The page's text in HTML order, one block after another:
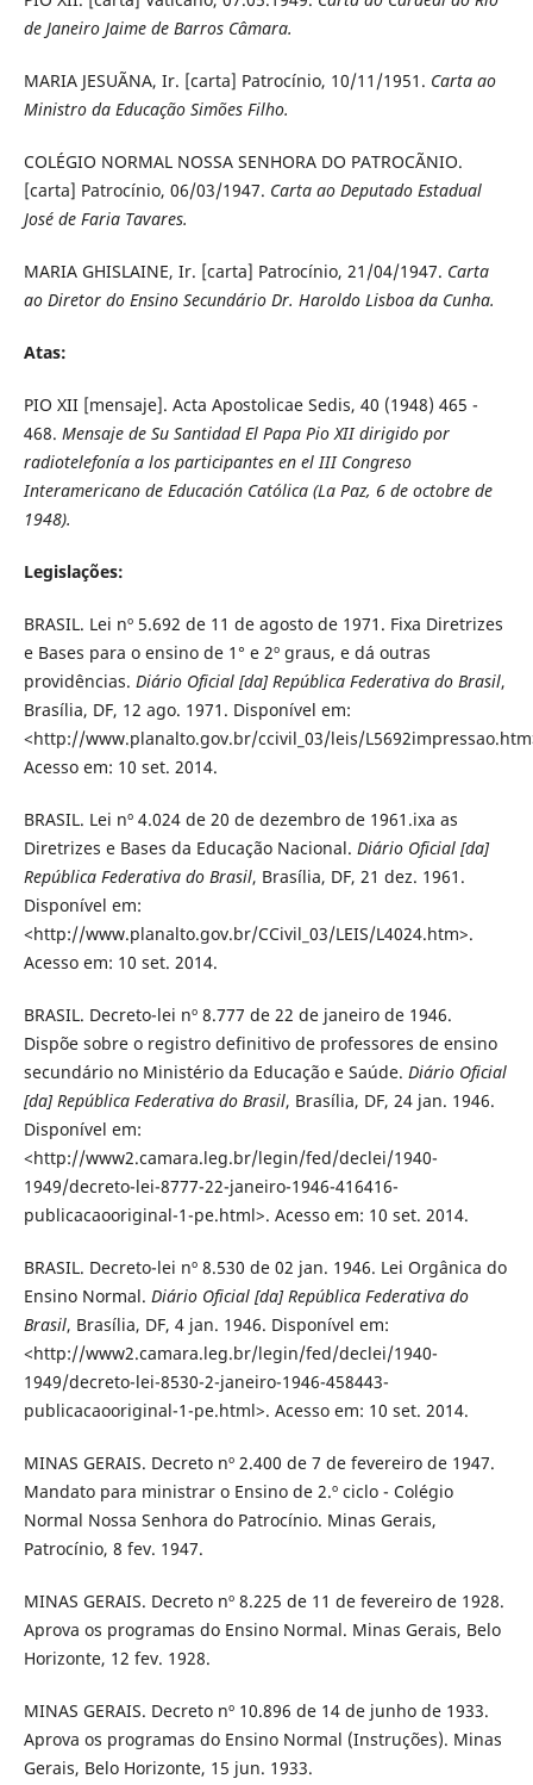
de Janeiro Jaime de Barros Câmara.
MARIA JESUÃNA, Ir. [carta] Patrocínio, 10/11/1951. Carta ao
Ministro da Educação Simões Filho.
COLÉGIO NORMAL NOSSA SENHORA DO PATROCÃNIO.
[carta] Patrocínio, 06/03/1947. Carta ao Deputado Estadual
José de Faria Tavares.
MARIA GHISLAINE, Ir. [carta] Patrocínio, 21/04/1947. Carta
ao Diretor do Ensino Secundário Dr. Haroldo Lisboa da Cunha.
Atas:
PIO XII [mensaje]. Acta Apostolicae Sedis, 40 (1948) 465 -
468. Mensaje de Su Santidad El Papa Pio XII dirigido por
radiotelefonía a los participantes en el III Congreso
Interamericano de Educación Católica (La Paz, 6 de octobre de
1948).
Legislações:
BRASIL. Lei nº 5.692 de 11 de agosto de 1971. Fixa Diretrizes
e Bases para o ensino de 1° e 2º graus, e dá outras
providências. Diário Oficial [da] República Federativa do Brasil,
Brasília, DF, 12 ago. 1971. Disponível em:
<http://www.planalto.gov.br/ccivil_03/leis/
Acesso em: 10 set. 2014.
BRASIL. Lei nº 4.024 de 20 de dezembro de 1961.ixa as
Diretrizes e Bases da Educação Nacional. Diário Oficial [da]
República Federativa do Brasil, Brasília, DF, 21 dez. 1961.
Disponível em:
<http://www.planalto.gov.br/CCivil_03/LEIS/L4024.htm>.
Acesso em: 10 set. 2014.
BRASIL. Decreto-lei nº 8.777 de 22 de janeiro de 1946.
Dispõe sobre o registro definitivo de professores de ensino
secundário no Ministério da Educação e Saúde. Diário Oficial
[da] República Federativa do Brasil, Brasília, DF, 24 jan. 1946.
Disponível em:
<http://www2.camara.leg.br/legin/fed/declei/1940-
1949/decreto-lei-8777-22-janeiro-1946-416416-
publicacaooriginal-1-pe.html>. Acesso em: 10 set. 2014.
BRASIL. Decreto-lei nº 8.530 de 02 jan. 1946. Lei Orgânica do
Ensino Normal. Diário Oficial [da] República Federativa do
Brasil, Brasília, DF, 4 jan. 1946. Disponível em:
<http://www2.camara.leg.br/legin/fed/declei/1940-
1949/decreto-lei-8530-2-janeiro-1946-458443-
publicacaooriginal-1-pe.html>. Acesso em: 10 set. 2014.
MINAS GERAIS. Decreto nº 2.400 de 7 de fevereiro de 1947.
Mandato para ministrar o Ensino de 2.º ciclo - Colégio
Normal Nossa Senhora do Patrocínio. Minas Gerais,
Patrocínio, 8 fev. 1947.
MINAS GERAIS. Decreto nº 8.225 de 11 de fevereiro de 1928.
Aprova os programas do Ensino Normal. Minas Gerais, Belo
Horizonte, 12 fev. 1928.
MINAS GERAIS. Decreto nº 10.896 de 14 de junho de 1933.
Aprova os programas do Ensino Normal (Instruções). Minas
Gerais, Belo Horizonte, 15 jun. 1933.